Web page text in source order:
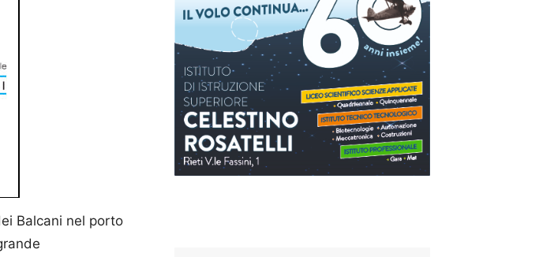
Balcani nel porto